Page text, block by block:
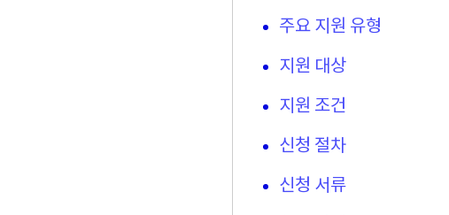
주요 지원 유형
지원 대상
지원 조건
신청 절차
신청 서류